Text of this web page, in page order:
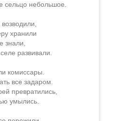
сельцо небольшое.
хранили
знали,
развивали.
комиссары.
все задаром.
превратились,
умылись.